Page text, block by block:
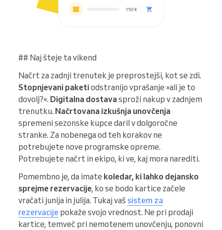
## Naj šteje ta vikend
Načrt za zadnji trenutek je preprostejši, kot se zdi.
Stopnjevani paketiodstranijo vprašanje »ali je to
dovolj?«. Digitalna dostavasproži nakup v zadnjem
trenutku. Načrtovana izkušnja unovčenja
spremeni sezonske kupce daril v dolgoročne
stranke. Za nobenega od teh korakov ne
potrebujete nove programske opreme.
Potrebujete načrt in ekipo, ki ve, kaj mora narediti.
Pomembno je, da imate koledar, ki lahko dejansko
sprejme rezervacije, ko se bodo kartice začele
vračati junija in julija. Tukaj vaš sistem za
rezervacije pokaže svojo vrednost. Ne pri prodaji
kartice, temveč pri nemotenem unovčenju, ponovni